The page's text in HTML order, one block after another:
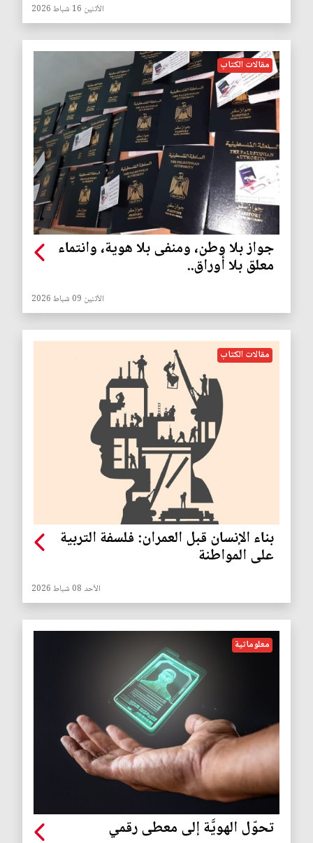
الأثنين 16 شباط 2026
مقالات الكتاب
جواز بلا وطن، ومنفى بلا هوية، وانتماء
معلق بلا أوراق..
الأثنين 09 شباط 2026
مقالات الكتاب
بناء الإنسان قبل العمران: فلسفة التربية
على المواطنة
الأحد 08 شباط 2026
معلوماتية
تحوّل الهويَّة إلى معطى رقمي